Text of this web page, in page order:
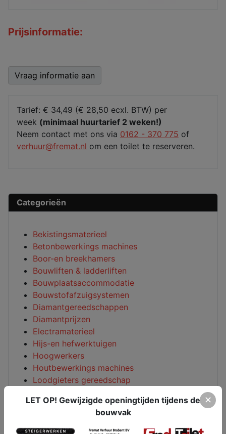
Categorieën
Bekistingsmaterieel
Betonbewerkings machines
Boor-en breekhamers
Bouwliften & ladderliften
Bouwplaatsaccommodatie
Bouwstofafzuigsystemen
Diamantgereedschappen
Diamantprijzen
Electramaterieel
Hijs-en hefwerktuigen
Hoogwerkers
Houtbewerkings machines
Loodgieters gereedschap
Meetapparatuur
Metaalbewerking
Metselgereedschap
Prijsinformatie:
Vraag informatie aan
Tarief: € 34,49 (€ 28,50 ecxl. BTW) per
week (minimaal huurtarief 2 weken!)
Neem contact met ons via 0162 - 370 775 of
verhuur@fremat.nl om een toilet te reserveren.
✕
LET OP! Gewijzigde openingtijden tijdens de
bouwvak